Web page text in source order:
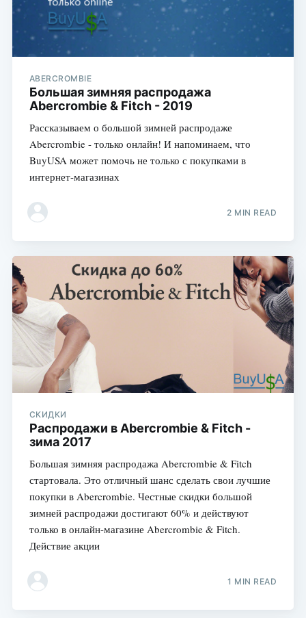
ABERCROMBIE
Большая зимняя распродажа
Abercrombie & Fitch - 2019
Рассказываем о большой зимней распродаже
Abercrombie - только онлайн! И напоминаем, что
BuyUSA может помочь не только с покупками в
интернет-магазинах
2 MIN READ
СКИДКИ
Распродажи в Abercrombie & Fitch -
зима 2017
Большая зимняя распродажа Abercrombie & Fitch
стартовала. Это отличный шанс сделать свои лучшие
покупки в Abercrombie. Честные скидки большой
зимней распродажи достигают 60% и действуют
только в онлайн-магазине Abercrombie & Fitch.
Действие акции
1 MIN READ